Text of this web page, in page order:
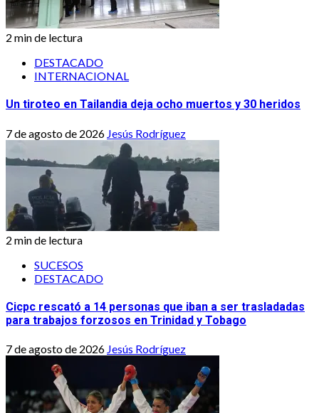
2 min de lectura
DESTACADO
INTERNACIONAL
Un tiroteo en Tailandia deja ocho muertos y 30 heridos
7 de agosto de 2026 Jesús Rodríguez
2 min de lectura
SUCESOS
DESTACADO
Cicpc rescató a 14 personas que iban a ser trasladadas
para trabajos forzosos en Trinidad y Tobago
7 de agosto de 2026 Jesús Rodríguez